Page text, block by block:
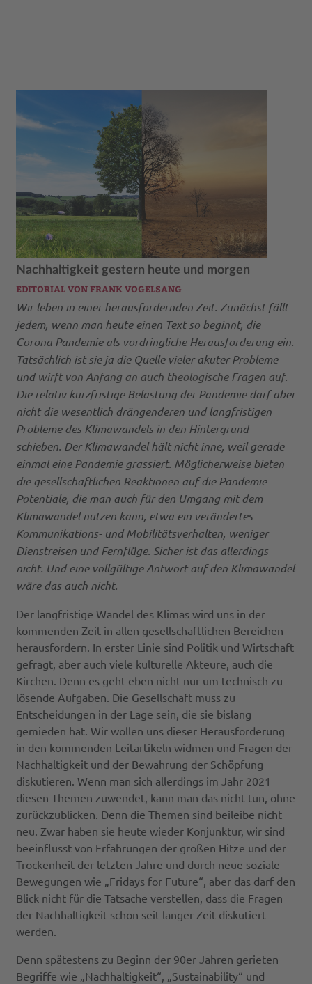
Nachhaltigkeit gestern heute und morgen
EDITORIAL VON FRANK VOGELSANG
Wir leben in einer herausfordernden Zeit. Zunächst fällt
jedem, wenn man heute einen Text so beginnt, die
Corona Pandemie als vordringliche Herausforderung ein.
Tatsächlich ist sie ja die Quelle vieler akuter Probleme
und wirft von Anfang an auch theologische Fragen auf.
Die relativ kurzfristige Belastung der Pandemie darf aber
nicht die wesentlich drängenderen und langfristigen
Probleme des Klimawandels in den Hintergrund
schieben. Der Klimawandel hält nicht inne, weil gerade
einmal eine Pandemie grassiert. Möglicherweise bieten
die gesellschaftlichen Reaktionen auf die Pandemie
Potentiale, die man auch für den Umgang mit dem
Klimawandel nutzen kann, etwa ein verändertes
Kommunikations- und Mobilitätsverhalten, weniger
Dienstreisen und Fernflüge. Sicher ist das allerdings
nicht. Und eine vollgültige Antwort auf den Klimawandel
wäre das auch nicht.
Der langfristige Wandel des Klimas wird uns in der
kommenden Zeit in allen gesellschaftlichen Bereichen
herausfordern. In erster Linie sind Politik und Wirtschaft
gefragt, aber auch viele kulturelle Akteure, auch die
Kirchen. Denn es geht eben nicht nur um technisch zu
lösende Aufgaben. Die Gesellschaft muss zu
Entscheidungen in der Lage sein, die sie bislang
gemieden hat. Wir wollen uns dieser Herausforderung
in den kommenden Leitartikeln widmen und Fragen der
Nachhaltigkeit und der Bewahrung der Schöpfung
diskutieren. Wenn man sich allerdings im Jahr 2021
diesen Themen zuwendet, kann man das nicht tun, ohne
zurückzublicken. Denn die Themen sind beileibe nicht
neu. Zwar haben sie heute wieder Konjunktur, wir sind
beeinflusst von Erfahrungen der großen Hitze und der
Trockenheit der letzten Jahre und durch neue soziale
Bewegungen wie „Fridays for Future“, aber das darf den
Blick nicht für die Tatsache verstellen, dass die Fragen
der Nachhaltigkeit schon seit langer Zeit diskutiert
werden.
Denn spätestens zu Beginn der 90er Jahren gerieten
Begriffe wie „Nachhaltigkeit“, „Sustainability“ und